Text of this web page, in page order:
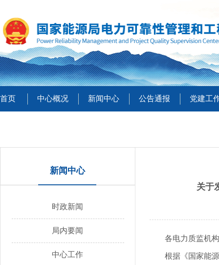
首页 中心概况 新闻中心 公告通报 党建工
新闻中心
时政新闻
局内要闻
中心工作
关于
各电力质监机
根据《国家能